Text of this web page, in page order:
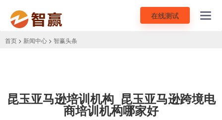
在线测试
首页 > 新闻中心 > 智赢头条
昆玉亚马逊培训机构_昆玉亚马逊跨境电
商培训机构哪家好